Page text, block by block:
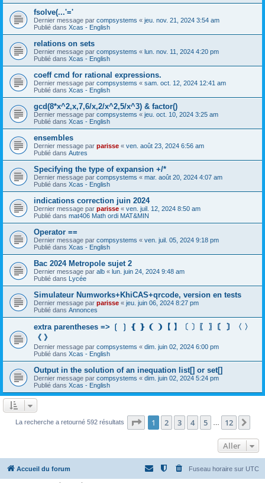
fsolve(...'='
Dernier message par compsystems « jeu. nov. 21, 2024 3:54 am
Publié dans Xcas - English
relations on sets
Dernier message par compsystems « lun. nov. 11, 2024 4:20 pm
Publié dans Xcas - English
coeff cmd for rational expressions.
Dernier message par compsystems « sam. oct. 12, 2024 12:41 am
Publié dans Xcas - English
gcd(8*x^2,x,7,6/x,2/x^2,5/x^3) & factor()
Dernier message par compsystems « jeu. oct. 10, 2024 3:25 am
Publié dans Xcas - English
ensembles
Dernier message par parisse « ven. août 23, 2024 6:56 am
Publié dans Autres
Specifying the type of expansion +/*
Dernier message par compsystems « mar. août 20, 2024 4:07 am
Publié dans Xcas - English
indications correction juin 2024
Dernier message par parisse « ven. juil. 12, 2024 8:50 am
Publié dans mat406 Math ordi MAT&MIN
Operator ==
Dernier message par compsystems « ven. juil. 05, 2024 9:18 pm
Publié dans Xcas - English
Bac 2024 Metropole sujet 2
Dernier message par alb « lun. juin 24, 2024 9:48 am
Publié dans Lycée
Simulateur Numworks+KhiCAS+qrcode, version en tests
Dernier message par parisse « jeu. juin 06, 2024 8:27 pm
Publié dans Annonces
extra parentheses => ❲ ❳ ❴ ❵ ❨ ❩【 】〔 〕〖 〗〘 〙〈 〉
《 》
Dernier message par compsystems « dim. juin 02, 2024 6:00 pm
Publié dans Xcas - English
Output in the solution of an inequation list[] or set[]
Dernier message par compsystems « dim. juin 02, 2024 5:24 pm
Publié dans Xcas - English
La recherche a retourné 592 résultats Page 1sur12
1 2 3 4 5 12
Aller
Accueil du forum Fuseau horaire sur UTC